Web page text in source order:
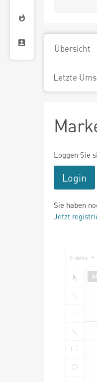
Übersicht
Letzte
Loggen Sie
Login
Sie haben
Jetzt